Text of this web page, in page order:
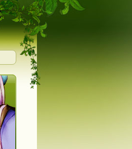
내[엘]감조탕축하게시판 복구 기원